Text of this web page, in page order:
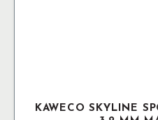
KAWECO SKYLINE